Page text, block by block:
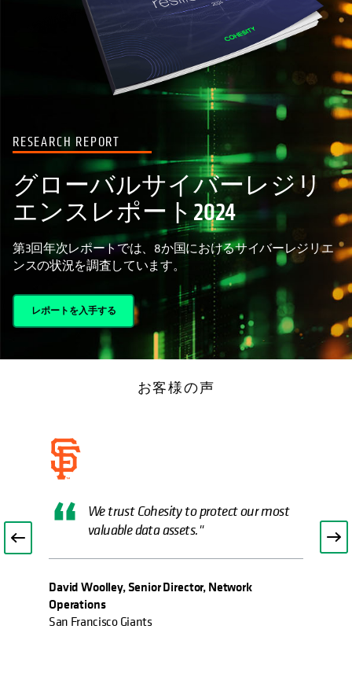
RESEARCH REPORT
グローバルサイバーレジリ
エンスレポート2024
第3回年次レポートでは、8か国におけるサイバーレジリエ
ンスの状況を調査しています。
レポートを入手する
お客様の声
We trust Cohesity to protect our most
valuable data assets."
David Woolley, Senior Director, Network
Operations
San Francisco Giants